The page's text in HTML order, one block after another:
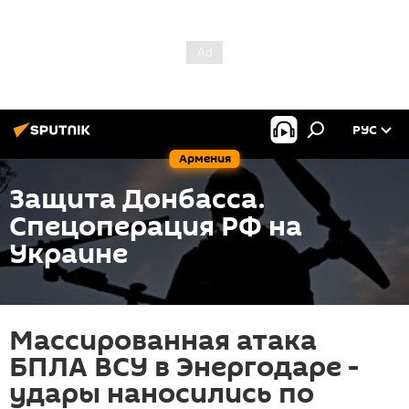
Армения
РУС
Защита Донбасса.
Спецоперация РФ на
Украине
Массированная атака
БПЛА ВСУ в Энергодаре -
удары наносились по